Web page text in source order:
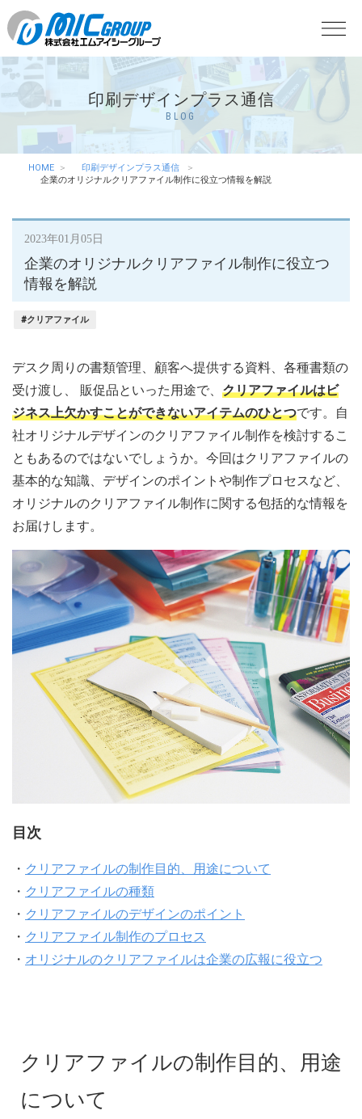
印刷デザインプラス通信
BLOG
HOME
印刷デザインプラス通信
企業のオリジナルクリアファイル制作に役立つ情報を解説
2023年01月05日
企業のオリジナルクリアファイル制作に役立つ
情報を解説
#クリアファイル
デスク周りの書類管理、顧客へ提供する資料、各種書類の
受け渡し、 販促品といった用途で、 クリアファイルはビ
ジネス上欠かすことができないアイテムのひとつです。自
社オリジナルデザインのクリアファイル制作を検討するこ
ともあるのではないでしょうか。今回はクリアファイルの
基本的な知識、デザインのポイントや制作プロセスなど、
オリジナルのクリアファイル制作に関する包括的な情報を
お届けします。
目次
・ クリアファイルの制作目的、用途について
・ クリアファイルの種類
・ クリアファイルのデザインのポイント
・ クリアファイル制作のプロセス
・ オリジナルのクリアファイルは企業の広報に役立つ
クリアファイルの制作目的、用途
について